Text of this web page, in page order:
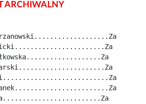
ARCHIWALNY